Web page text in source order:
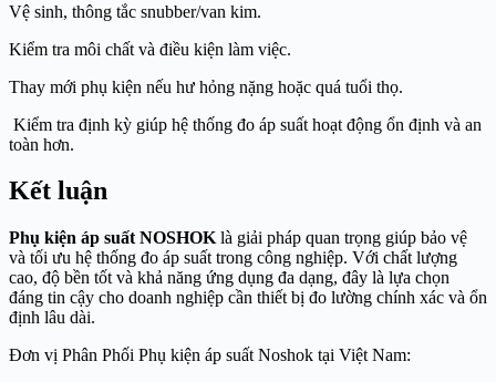
Vệ sinh, thông tắc snubber/van kim.
Kiểm tra môi chất và điều kiện làm việc.
Thay mới phụ kiện nếu hư hỏng nặng hoặc quá tuổi thọ.
Kiểm tra định kỳ giúp hệ thống đo áp suất hoạt động ổn định và an
toàn hơn.
Kết luận
Phụ kiện áp suất NOSHOK là giải pháp quan trọng giúp bảo vệ
và tối ưu hệ thống đo áp suất trong công nghiệp. Với chất lượng
cao, độ bền tốt và khả năng ứng dụng đa dạng, đây là lựa chọn
đáng tin cậy cho doanh nghiệp cần thiết bị đo lường chính xác và ổn
định lâu dài.
Đơn vị Phân Phối Phụ kiện áp suất Noshok tại Việt Nam: